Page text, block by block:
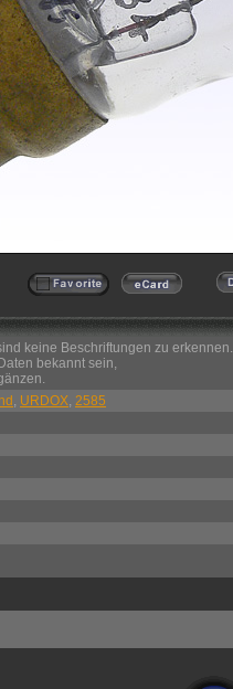
keine Beschriftungen zu erkennen.
bekannt sein,
, URDOX, 2585